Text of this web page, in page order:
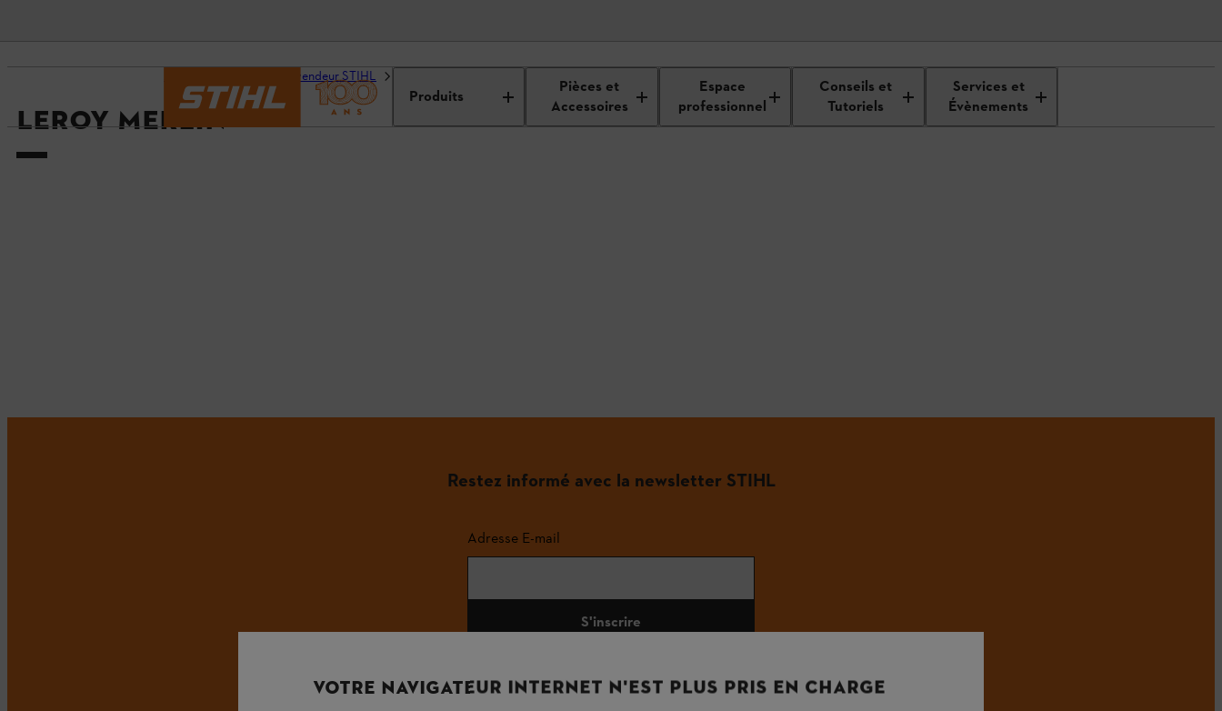
Produits
Pièces et
Accessoires
Espace
professionnel
Conseils et
Tutoriels
Services et
Évènements
Trouvez un revendeur STIHL
LEROY MERLIN
Restez informé avec la newsletter STIHL
Adresse E-mail
S'inscrire
VOTRE NAVIGATEUR INTERNET N'EST PLUS PRIS EN CHARGE